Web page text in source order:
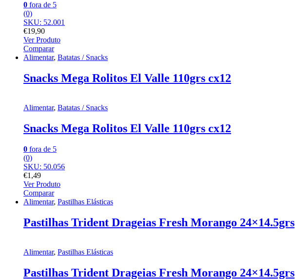
0 fora de 5
(0)
SKU: 52.001
€19,90
Ver Produto
Comparar
Alimentar, Batatas / Snacks
Snacks Mega Rolitos El Valle 110grs cx12
Alimentar, Batatas / Snacks
Snacks Mega Rolitos El Valle 110grs cx12
0 fora de 5
(0)
SKU: 50.056
€1,49
Ver Produto
Comparar
Alimentar, Pastilhas Elásticas
Pastilhas Trident Drageias Fresh Morango 24×14.5grs
Alimentar, Pastilhas Elásticas
Pastilhas Trident Drageias Fresh Morango 24×14.5grs